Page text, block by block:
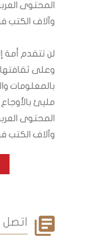
المحتوى
وآلاف الكتب
لن تتقدم أمة
وعلى
بالمعلومات
مليئ
المحتوى
وآلاف الكتب
اتصل